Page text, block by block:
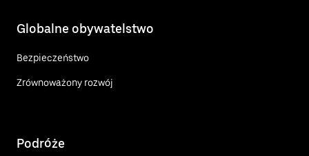
Globalne obywatelstwo
Bezpieczeństwo
Zrównoważony rozwój
Podróże